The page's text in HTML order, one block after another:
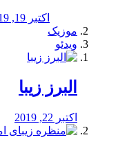
اکتبر 19, 2019
موزیک
ویدئو
البرز زیبا
اکتبر 22, 2019